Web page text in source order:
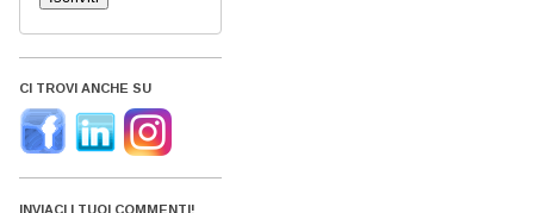
CI TROVI ANCHE SU
INVIACI I TUOI COMMENTI!